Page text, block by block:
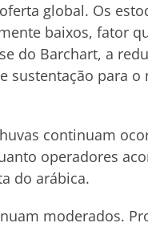
global. Os
baixos, fator
do Barchart, a
sustentação para o
continuam
operadores
do arábica.
moderados.